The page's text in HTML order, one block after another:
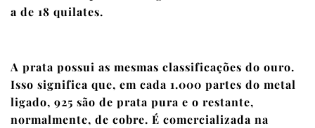
a de 18 quilates.
A prata possui as mesmas classificações do ouro.
Isso significa que, em cada 1.000 partes do metal
ligado, 925 são de prata pura e o restante,
normalmente, de cobre. É comercializada na